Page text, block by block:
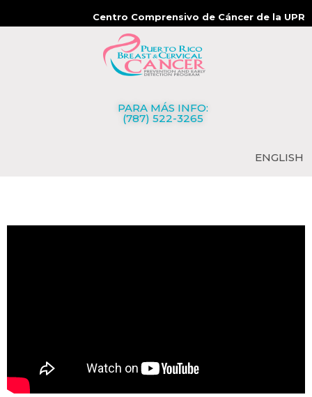
Centro Comprensivo de Cáncer de la UPR
PARA MÁS INFO:
(787) 522-3265
ENGLISH